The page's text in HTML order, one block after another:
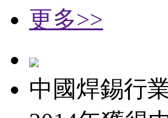
更多>>
中國焊錫行